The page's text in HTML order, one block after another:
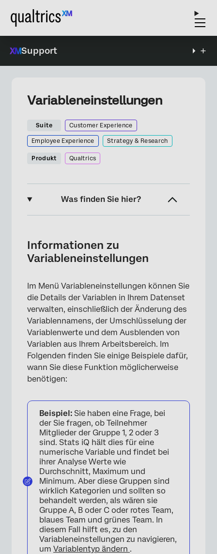
Support
Variableneinstellungen
Suite Customer Experience
Employee Experience Strategy & Research
Produkt Qualtrics
Was finden Sie hier?
Variablen umbenennen
Variablentypen ändern
&Ausblenden; Variablen entfernen
Oberes Feld in Stats iQ verwenden
FAQs
Informationen zu
Variableneinstellungen
Im Menü Variableneinstellungen können Sie
die Details der Variablen in Ihrem Datenset
verwalten, einschließlich der Änderung des
Variablennamens, der Umschlüsselung der
Variablenwerte und dem Ausblenden von
Variablen aus Ihrem Arbeitsbereich. Im
Folgenden finden Sie einige Beispiele dafür,
wann Sie diese Funktion möglicherweise
benötigen:
Beispiel: Sie haben eine Frage, bei
der Sie fragen, ob Teilnehmer
Mitglieder der Gruppe 1, 2 oder 3
sind. Stats iQ hält dies für eine
numerische Variable und findet bei
ihrer Analyse Werte wie
Durchschnitt, Maximum und
Minimum. Aber diese Gruppen sind
wirklich Kategorien und sollten so
behandelt werden, als wären sie
Gruppe A, B oder C oder rotes Team,
blaues Team und grünes Team. In
diesem Fall hilft es, zu den
Variableneinstellungen zu navigieren,
um Variablentyp ändern .